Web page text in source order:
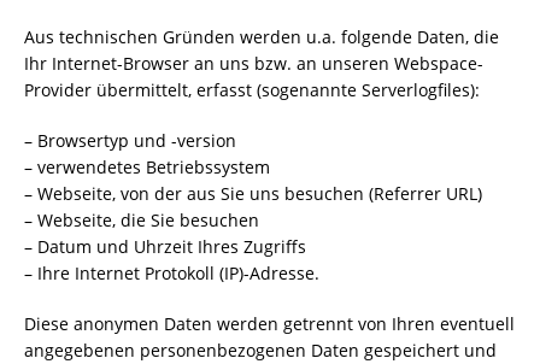
Aus technischen Gründen werden u.a. folgende Daten, die
Ihr Internet-Browser an uns bzw. an unseren Webspace-
Provider übermittelt, erfasst (sogenannte Serverlogfiles):
– Browsertyp und -version
– verwendetes Betriebssystem
– Webseite, von der aus Sie uns besuchen (Referrer URL)
– Webseite, die Sie besuchen
– Datum und Uhrzeit Ihres Zugriffs
– Ihre Internet Protokoll (IP)-Adresse.
Diese anonymen Daten werden getrennt von Ihren eventuell
angegebenen personenbezogenen Daten gespeichert und